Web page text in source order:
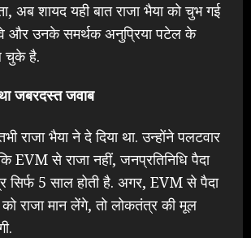
अब शायद यही बात राजा भैया को चुभ गई
और उनके समर्थक अनुप्रिया पटेल के
चुके है.
जबरदस्त जवाब
राजा भैया ने दे दिया था. उन्होंने पलटवार
EVM से राजा नहीं, जनप्रतिनिधि पैदा
सिर्फ 5 साल होती है. अगर, EVM से पैदा
राजा मान लेंगे, तो लोकतंत्र की मूल